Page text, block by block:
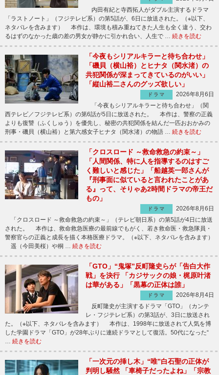
内田有紀と寺西拓人がダブル主演するドラマ
「ラストノート」（フジテレビ系）の第5話が、6日に放送された。（※以下、
ネタバレを含みます） 本作は、環境も積み重ねてきた人生も全く違う、交わ
るはずのなかった歳の差の男女が静かに引かれ合い、人生で … 続きを読む
「今夜もシリアルキラーと待ち合わせ」
「磯貝（横山裕）とヒナタ（関水渚）の
共犯関係が深まってきているのがいい」
「縦山裕二さんのグッズ欲しい」
ドラマ
2026年8月6日
「今夜もシリアルキラーと待ち合わせ」（関
西テレビ／フジテレビ系）の第6話が5日に放送された。 本作は、警察の正義
よりも復讐（ふくしゅう）を優先し、秘密の共犯関係を結んだ一匹おおかみの
刑事・磯貝（横山裕）と第六感女子ヒナタ（関水渚）の物語 … 続きを読む
「クロスロード ～救命救急の約束～」
「人間関係、特に人を指導するのはすご
く難しいと感じた」「船越英一郎さんが
『刑事面に似ていると言われたことがあ
る』って、そりゃあ2時間ドラマの帝王だ
もの」
ドラマ
2026年8月6日
「クロスロード ～救命救急の約束～」（テレビ朝日系）の第5話が4日に放送
された。 本作は、救命救急医療の最前線でもがく、若き救命医・救急隊員・
警察官らの正義と成長を描く本格医療ドラマ。（※以下、ネタバレを含みます）
遥（今田美桜）や桐 … 続きを読む
「GTO」“鬼塚”反町隆史らが「告白大作
戦」を決行 「カジサックの娘・梶原叶渚
は華がある」「黒幕の正体は誰」
ドラマ
2026年8月4日
反町隆史が主演するドラマ「GTO」（カンテ
レ・フジテレビ系）の第3話が、3日に放送され
た。（※以下、ネタバレを含みます） 本作は、1998年に放送されて人気を博
した学園ドラマ「GTO」が28年ぶりに連続ドラマとして復活。50代になった“
… 続きを読む
「一次元の挿し木」“唯”白石聖の正体が
判明し騒然 「車椅子だったよね」「宗教